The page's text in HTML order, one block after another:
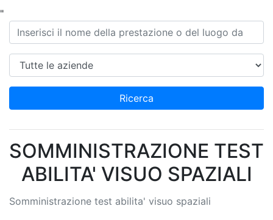
"
Ricerca
Azienda
Ricerca
SOMMINISTRAZIONE TEST
ABILITA' VISUO SPAZIALI
Somministrazione test abilita' visuo spaziali